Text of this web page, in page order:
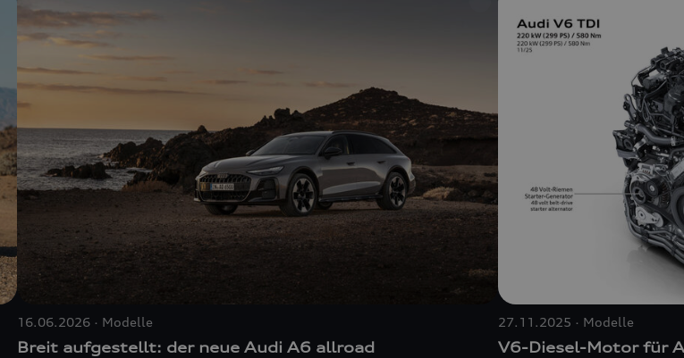
16.06.2026 Modelle
Breit aufgestellt: der neue Audi A6 allroad
27.11.2025 Modelle
V6-Diesel-Motor für